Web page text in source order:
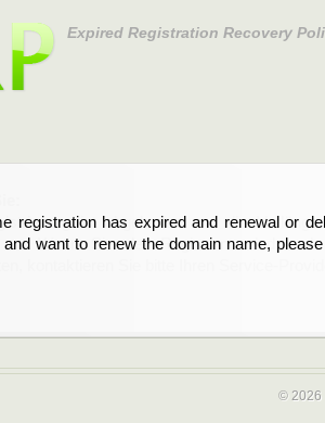
Expired Registration Recovery
registration has expired and renewal or
want to renew the domain name,
ist abgelaufen und die
Wenn Sie der Registrant sind und
kontaktieren Sie bitte Ihren Service-
© 2026